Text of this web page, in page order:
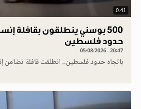
0.41
500 بوسني ينطلقون بقافلة
حدود فلسطين
05/08/2026 - 20:47
باتجاه حدود فلسطين.. انطلقت قافلة